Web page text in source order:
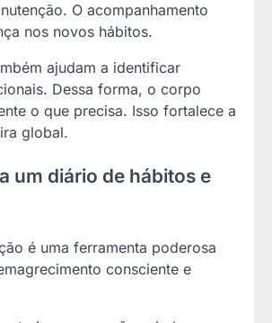
O acompanhamento
nos novos hábitos.
ajudam a identificar
Dessa forma, o corpo
o que precisa. Isso fortalece a
global.
um diário de hábitos e
é uma ferramenta poderosa
consciente e